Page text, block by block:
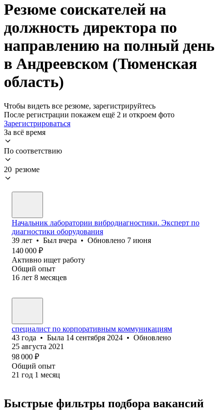
Резюме соискателей на
должность директора по
направлению на полный день
в Андреевском (Тюменская
область)
Чтобы видеть все резюме, зарегистрируйтесь
После регистрации покажем ещё 2 и откроем фото
Зарегистрироваться
За всё время
По соответствию
20 резюме
Начальник лаборатории вибродиагностики. Эксперт по
диагностики оборудования
39 лет • Был вчера • Обновлено 7 июня
140 000 ₽
Активно ищет работу
Общий опыт
16 лет 8 месяцев
специалист по корпоративным коммуникациям
43 года • Была 14 сентября 2024 • Обновлено
25 августа 2021
98 000 ₽
Общий опыт
21 год 1 месяц
Быстрые фильтры подбора вакансий